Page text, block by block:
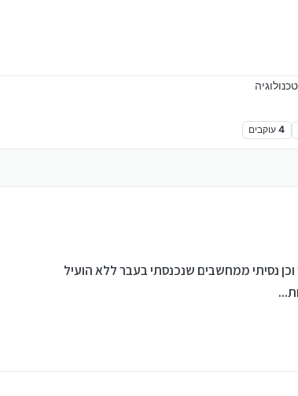
4 עוקבים
וכן נסיתי ממחשבים שנכנסתי בעבר ללא הועיל